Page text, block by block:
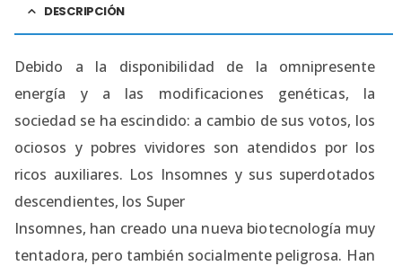
DESCRIPCIÓN
Debido a la disponibilidad de la omnipresente
energía y a las modificaciones genéticas, la
sociedad se ha escindido: a cambio de sus votos, los
ociosos y pobres vividores son atendidos por los
ricos auxiliares. Los Insomnes y sus superdotados
descendientes, los Super
Insomnes, han creado una nueva biotecnología muy
tentadora, pero también socialmente peligrosa. Han